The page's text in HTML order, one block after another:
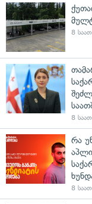
8
8
რა
8